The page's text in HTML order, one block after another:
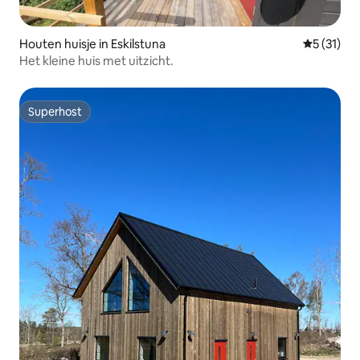
Houten huisje in Eskilstuna
5 (31)
Het kleine huis met uitzicht.
Superhost
Superhost